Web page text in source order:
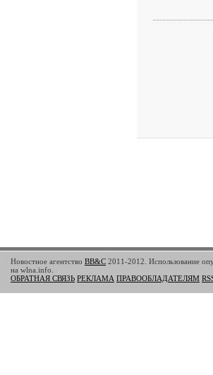
Новостное агентство BB&C 2011-2012. Использование
на wlna.info.
ОБРАТНАЯ СВЯЗЬ РЕКЛАМА ПРАВООБЛАДАТЕЛЯМ